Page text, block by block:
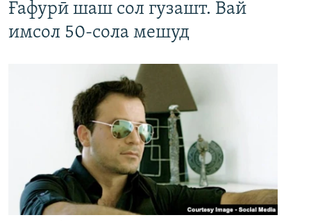
Ғафурӣ шаш сол гузашт. Вай
имсол 50-сола мешуд